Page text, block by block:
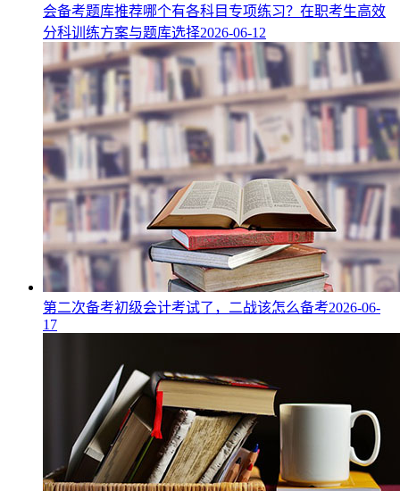
会备考题库推荐哪个有各科目专项练习？在职考生高效
分科训练方案与题库选择2026-06-12
第二次备考初级会计考试了，二战该怎么备考2026-06-
17